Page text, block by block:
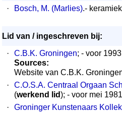
·
Bosch, M. (Marlies).-
Lid van / ingeschreven bij:
·
C.B.K. Groningen; - voor
Sources:
Website van C.B.K.
·
C.O.S.A. Centraal Orgaan
(werkend lid); - voor mei 1981
·
Groninger Kunstenaars